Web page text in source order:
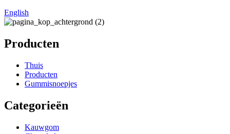
English
Producten
Thuis
Producten
Gummisnoepjes
Categorieën
Kauwgom